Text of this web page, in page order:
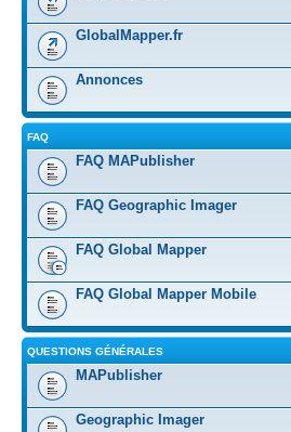
GlobalMapper.fr
Annonces
FAQ
FAQ MAPublisher
FAQ Geographic Imager
FAQ Global Mapper
FAQ Global Mapper Mobile
QUESTIONS GÉNÉRALES
MAPublisher
Geographic Imager